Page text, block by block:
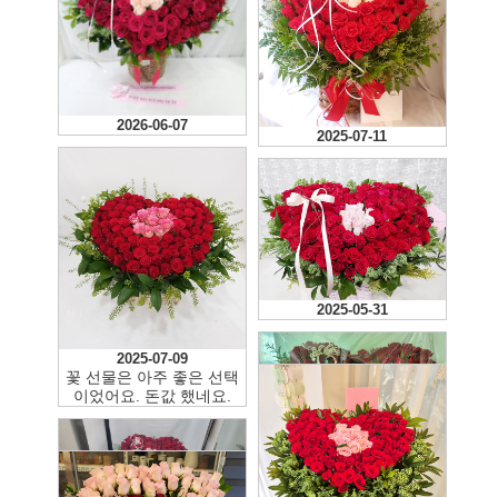
2026-06-07
2025-07-11
2025-07-09
꽃 선물은 아주 좋은 선택
이었어요. 돈값 했네요.
2025-05-31